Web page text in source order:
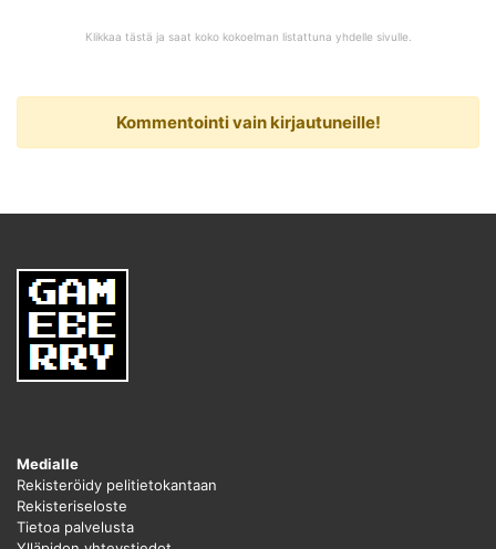
Klikkaa tästä ja saat koko kokoelman listattuna yhdelle sivulle.
Kommentointi vain kirjautuneille!
Medialle
Rekisteröidy pelitietokantaan
Rekisteriseloste
Tietoa palvelusta